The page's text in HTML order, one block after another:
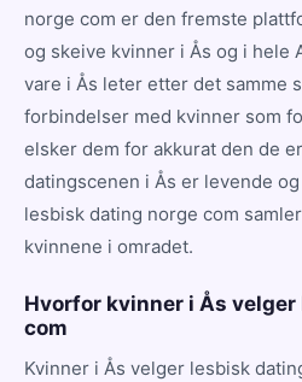
norge com er den fremste
og skeive kvinner i Ås og i hele
vare i Ås leter etter det samme
forbindelser med kvinner som
elsker dem for akkurat den de
datingscenen i Ås er levende
lesbisk dating norge com
kvinnene i omradet.
Hvorfor kvinner i Ås
com
Kvinner i Ås velger lesbisk